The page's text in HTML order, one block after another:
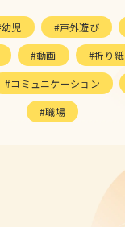
幼児 戸外遊び
動画 折り紙
コミュニケーション
職場